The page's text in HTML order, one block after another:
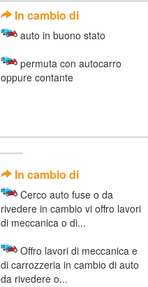
In cambio di
auto in buono stato
permuta con autocarro
oppure contante
In cambio di
Cerco auto fuse o da
rivedere in cambio vi offro lavori
di meccanica o di...
Offro lavori di meccanica e
di carrozzeria in cambio di auto
da rivedere o...